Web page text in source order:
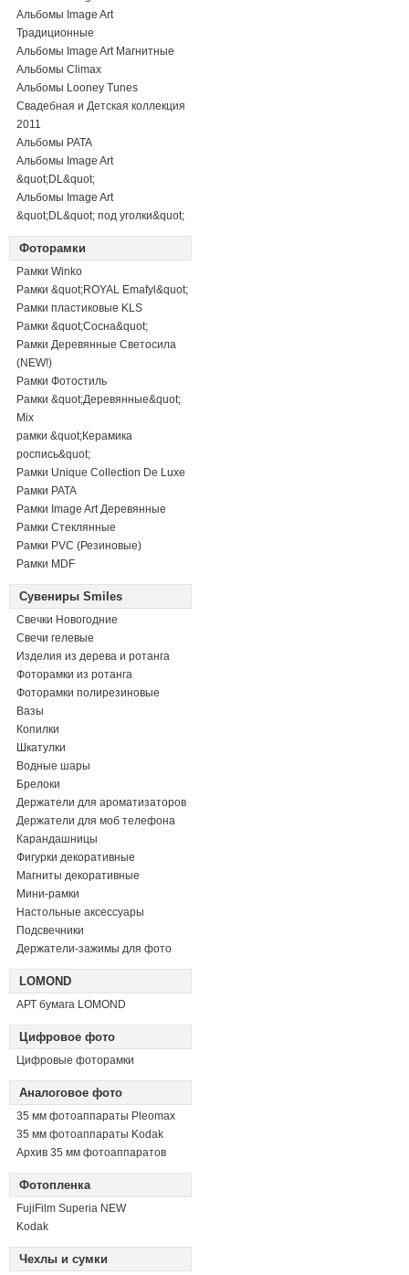
Альбомы Image Art
Традиционные
Альбомы Image Art Магнитные
Альбомы Climax
Альбомы Looney Tunes
Свадебная и Детская коллекция
2011
Альбомы PATA
Альбомы Image Art
&quot;DL&quot;
Альбомы Image Art
&quot;DL&quot; под уголки&quot;
Фоторамки
Рамки Winko
Рамки &quot;ROYAL Emafyl&quot;
Рамки пластиковые KLS
Рамки &quot;Сосна&quot;
Рамки Деревянные Светосила
(NEW!)
Рамки Фотостиль
Рамки &quot;Деревянные&quot;
Mix
рамки &quot;Керамика
роспись&quot;
Рамки Unique Collection De Luxe
Рамки PATA
Рамки Image Art Деревянные
Рамки Стеклянные
Рамки PVC (Резиновые)
Рамки MDF
Сувениры Smiles
Свечки Новогодние
Свечи гелевые
Изделия из дерева и ротанга
Фоторамки из ротанга
Фоторамки полирезиновые
Вазы
Копилки
Шкатулки
Водные шары
Брелоки
Держатели для ароматизаторов
Держатели для моб телефона
Карандашницы
Фигурки декоративные
Магниты декоративные
Мини-рамки
Настольные аксессуары
Подсвечники
Держатели-зажимы для фото
LOMOND
АРТ бумага LOMOND
Цифровое фото
Цифровые фоторамки
Аналоговое фото
35 мм фотоаппараты Pleomax
35 мм фотоаппараты Kodak
Архив 35 мм фотоаппаратов
Фотопленка
FujiFilm Superia NEW
Kodak
Чехлы и сумки